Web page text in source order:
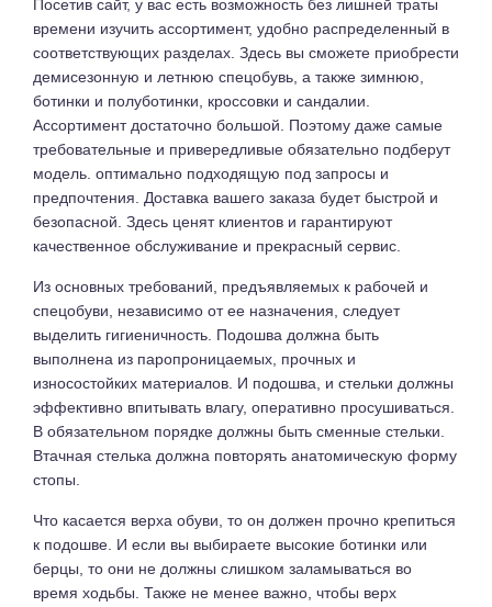
Посетив сайт, у вас есть возможность без лишней траты
времени изучить ассортимент, удобно распределенный в
соответствующих разделах. Здесь вы сможете приобрести
демисезонную и летнюю спецобувь, а также зимнюю,
ботинки и полуботинки, кроссовки и сандалии.
Ассортимент достаточно большой. Поэтому даже самые
требовательные и привередливые обязательно подберут
модель. оптимально подходящую под запросы и
предпочтения. Доставка вашего заказа будет быстрой и
безопасной. Здесь ценят клиентов и гарантируют
качественное обслуживание и прекрасный сервис.
Из основных требований, предъявляемых к рабочей и
спецобуви, независимо от ее назначения, следует
выделить гигиеничность. Подошва должна быть
выполнена из паропроницаемых, прочных и
износостойких материалов. И подошва, и стельки должны
эффективно впитывать влагу, оперативно просушиваться.
В обязательном порядке должны быть сменные стельки.
Втачная стелька должна повторять анатомическую форму
стопы.
Что касается верха обуви, то он должен прочно крепиться
к подошве. И если вы выбираете высокие ботинки или
берцы, то они не должны слишком заламываться во
время ходьбы. Также не менее важно, чтобы верх